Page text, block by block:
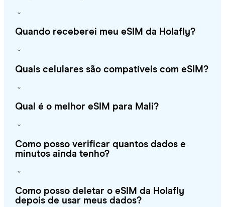
Quando receberei meu eSIM da Holafly?
Quais celulares são compatíveis com eSIM?
Qual é o melhor eSIM para Mali?
Como posso verificar quantos dados e
minutos ainda tenho?
Como posso deletar o eSIM da Holafly
depois de usar meus dados?